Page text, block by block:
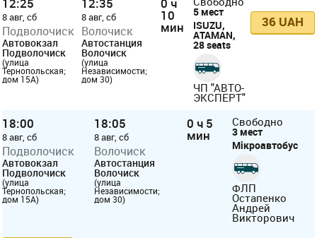
8 авг, сб
Подволочиск
Автовокзал
Подволочиск
(улица
Тернопольская;
дом 15А)
8 авг, сб
Волочиск
Автостанция
Волочиск
(улица
Независимости;
дом 30)
10
мин
5 мест
ISUZU,
ATAMAN,
28 seats
ЧП "АВТО-
ЭКСПЕРТ"
36 UAH
18:00
8 авг, сб
Подволочиск
Автовокзал
Подволочиск
(улица
Тернопольская;
дом 15А)
18:05
8 авг, сб
Волочиск
Автостанция
Волочиск
(улица
Независимости;
дом 30)
0 ч 5
мин
Свободно
3 мест
Мікроавтобус
ФЛП
Остапенко
Андрей
Викторович